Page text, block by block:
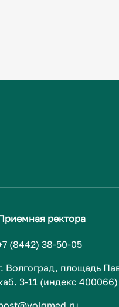
ректора
(8442) 38-50-05
Волгоград, площадь
3-11 (индекс 400066)